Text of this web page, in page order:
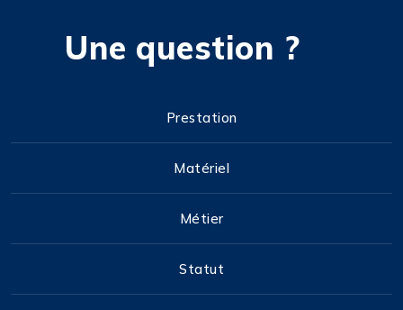
Une question ?
Prestation
Matériel
Métier
Statut